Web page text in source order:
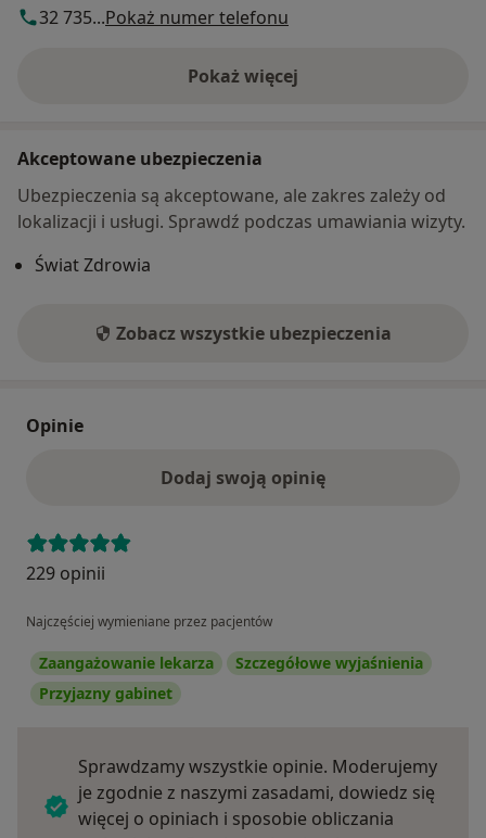
32 735...Pokaż numer telefonu
Pokaż więcej
o adresie
Akceptowane ubezpieczenia
Ubezpieczenia są akceptowane, ale zakres zależy od
lokalizacji i usługi. Sprawdź podczas umawiania wizyty.
Świat Zdrowia
Zobacz wszystkie ubezpieczenia
Opinie
Dodaj swoją opinię
229 opinii
Najczęściej wymieniane przez pacjentów
Zaangażowanie lekarza
Szczegółowe wyjaśnienia
Przyjazny gabinet
Sprawdzamy wszystkie opinie. Moderujemy
je zgodnie z naszymi zasadami, dowiedz się
więcej o opiniach i sposobie obliczania